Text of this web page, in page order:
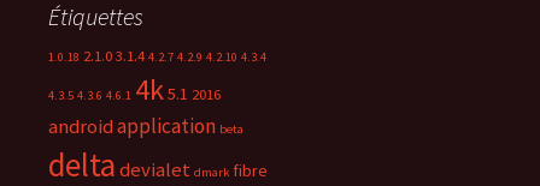
Étiquettes
1.0.18 2.1.0 3.1.4 4.2.7 4.2.9 4.2.10 4.3.4
4.3.5 4.3.6 4.6.1 4k5.1 2016
androidapplication beta
deltadevialet dmark fibre